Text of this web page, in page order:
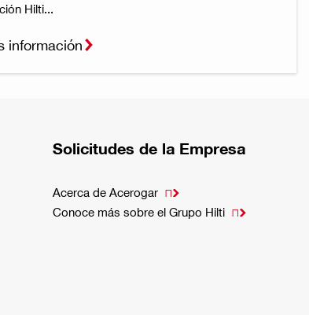
Hilti...
información
Solicitudes de la Empresa
Acerca de Acerogar 
Conoce más sobre el Grupo Hilti 